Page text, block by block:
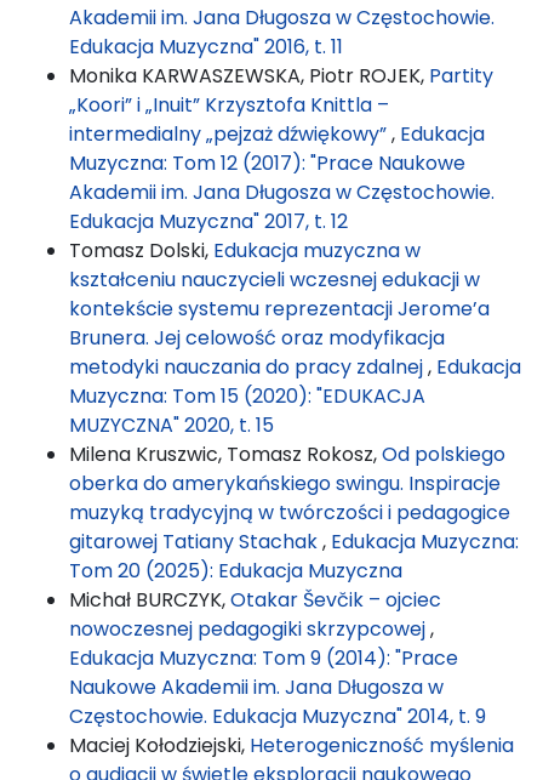
Akademii im. Jana Długosza w Częstochowie.
Edukacja Muzyczna" 2016, t. 11
Monika KARWASZEWSKA, Piotr ROJEK, Partity
„Koori” i „Inuit” Krzysztofa Knittla –
intermedialny „pejzaż dźwiękowy”, Edukacja
Muzyczna: Tom 12 (2017): "Prace Naukowe
Akademii im. Jana Długosza w Częstochowie.
Edukacja Muzyczna" 2017, t. 12
Tomasz Dolski, Edukacja muzyczna w
kształceniu nauczycieli wczesnej edukacji w
kontekście systemu reprezentacji Jerome’a
Brunera. Jej celowość oraz modyfikacja
metodyki nauczania do pracy zdalnej, Edukacja
Muzyczna: Tom 15 (2020): "EDUKACJA
MUZYCZNA" 2020, t. 15
Milena Kruszwic, Tomasz Rokosz,Od polskiego
oberka do amerykańskiego swingu. Inspiracje
muzyką tradycyjną w twórczości i pedagogice
gitarowej Tatiany Stachak, Edukacja Muzyczna:
Tom 20 (2025): Edukacja Muzyczna
Michał BURCZYK,Otakar Ševčik – ojciec
nowoczesnej pedagogiki skrzypcowej,
Edukacja Muzyczna: Tom 9 (2014): "Prace
Naukowe Akademii im. Jana Długosza w
Częstochowie. Edukacja Muzyczna" 2014, t. 9
Maciej Kołodziejski, Heterogeniczność myślenia